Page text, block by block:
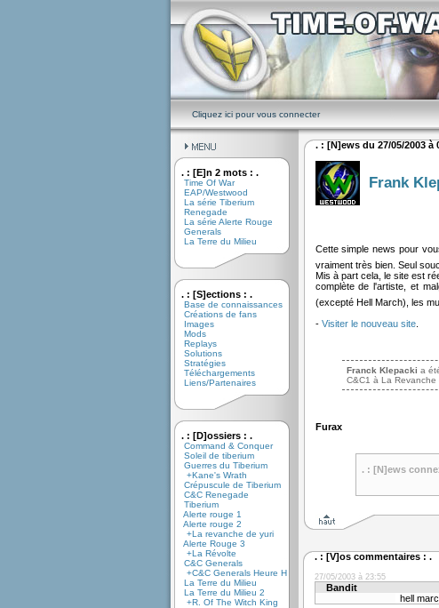
Cliquez ici pour vous connecter
. : [E]n 2 mots : .
Time Of War
EAP/Westwood
La série Tiberium
Renegade
La série Alerte Rouge
Generals
La Terre du Milieu
. : [S]ections : .
Base de connaissances
Créations de fans
Images
Mods
Replays
Solutions
Stratégies
Téléchargements
Liens/Partenaires
. : [D]ossiers : .
Command & Conquer
Soleil de tiberium
Guerres du Tiberium
+Kane's Wrath
Crépuscule de Tiberium
C&C Renegade
Tiberium
Alerte rouge 1
Alerte rouge 2
+La revanche de yuri
Alerte Rouge 3
+La Révolte
C&C Generals
+C&C Generals Heure H
La Terre du Milieu
La Terre du Milieu 2
+R. Of The Witch King
. : [N]ews du 27/05/2003 à
Frank
Cette simple news pour
vraiment très bien. Seul
Mis à part cela, le site est
complète de l'artiste, et
(excepté Hell March), les
- Visiter le nouveau site.
Franck Klepacki a
C&C1 à La Revanche
Furax
. : [N]ews
. : [V]os commentaires : .
27/05/2003 à 23:55
Bandit
hell